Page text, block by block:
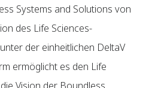
Systems and Solutions von
des Life Sciences-
der einheitlichen DeltaV
ermöglicht es den Life